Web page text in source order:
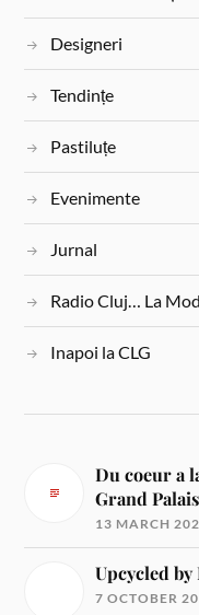
Designeri
Tendințe
Pastiluțe
Evenimente
Jurnal
Radio Cluj… La
Inapoi la CLG
Du coeur a
Grand Palais
13 MARCH
Upcycled by
7 OCTOBER